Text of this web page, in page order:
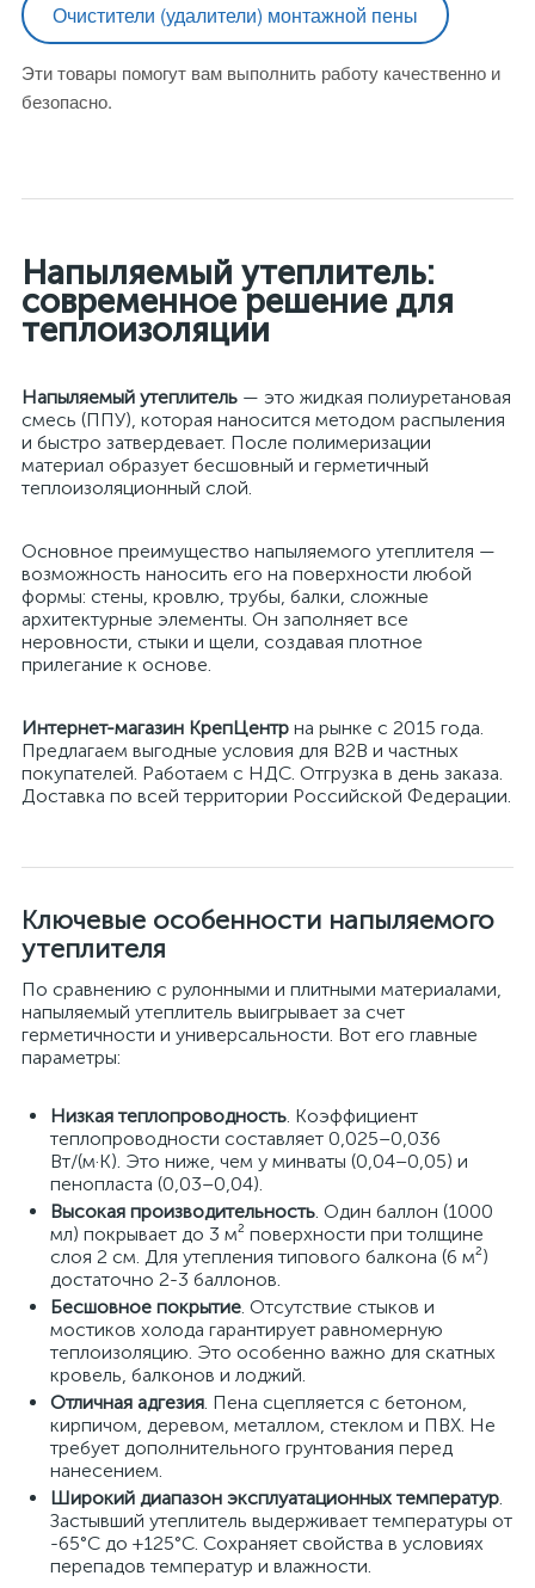
Очистители (удалители) монтажной пены
Эти товары помогут вам выполнить работу качественно и
безопасно.
Напыляемый утеплитель:
современное решение для
теплоизоляции
Напыляемый утеплитель — это жидкая полиуретановая
смесь (ППУ), которая наносится методом распыления
и быстро затвердевает. После полимеризации
материал образует бесшовный и герметичный
теплоизоляционный слой.
Основное преимущество напыляемого утеплителя —
возможность наносить его на поверхности любой
формы: стены, кровлю, трубы, балки, сложные
архитектурные элементы. Он заполняет все
неровности, стыки и щели, создавая плотное
прилегание к основе.
Интернет-магазин КрепЦентр на рынке с 2015 года.
Предлагаем выгодные условия для B2B и частных
покупателей. Работаем с НДС. Отгрузка в день заказа.
Доставка по всей территории Российской Федерации.
Ключевые особенности напыляемого
утеплителя
По сравнению с рулонными и плитными материалами,
напыляемый утеплитель выигрывает за счет
герметичности и универсальности. Вот его главные
параметры:
Низкая теплопроводность. Коэффициент
теплопроводности составляет 0,025–0,036
Вт/(м·К). Это ниже, чем у минваты (0,04–0,05) и
пенопласта (0,03–0,04).
Высокая производительность. Один баллон (1000
мл) покрывает до 3 м² поверхности при толщине
слоя 2 см. Для утепления типового балкона (6 м²)
достаточно 2-3 баллонов.
Бесшовное покрытие. Отсутствие стыков и
мостиков холода гарантирует равномерную
теплоизоляцию. Это особенно важно для скатных
кровель, балконов и лоджий.
Отличная адгезия. Пена сцепляется с бетоном,
кирпичом, деревом, металлом, стеклом и ПВХ. Не
требует дополнительного грунтования перед
нанесением.
Широкий диапазон эксплуатационных температур.
Застывший утеплитель выдерживает температуры от
-65°C до +125°C. Сохраняет свойства в условиях
перепадов температур и влажности.